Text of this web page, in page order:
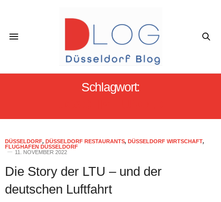
Schlagwort:
DÜSSELDORF, DÜSSELDORF RESTAURANTS, DÜSSELDORF WIRTSCHAFT,
FLUGHAFEN DÜSSELDORF
11. NOVEMBER 2022
Die Story der LTU – und der
deutschen Luftfahrt